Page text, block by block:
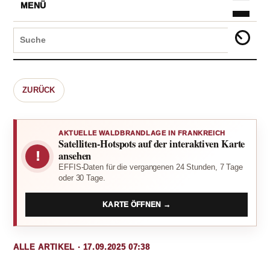
MENÜ
ZURÜCK
!
AKTUELLE WALDBRANDLAGE IN FRANKREICH
Satelliten-Hotspots auf der interaktiven Karte
ansehen
EFFIS-Daten für die vergangenen 24 Stunden, 7 Tage
oder 30 Tage.
KARTE ÖFFNEN →
ALLE ARTIKEL · 17.09.2025 07:38